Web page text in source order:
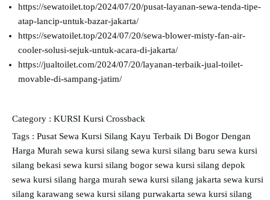
https://sewatoilet.top/2024/07/20/pusat-layanan-sewa-tenda-tipe-
atap-lancip-untuk-bazar-jakarta/
https://sewatoilet.top/2024/07/20/sewa-blower-misty-fan-air-
cooler-solusi-sejuk-untuk-acara-di-jakarta/
https://jualtoilet.com/2024/07/20/layanan-terbaik-jual-toilet-
movable-di-sampang-jatim/
Category : KURSI Kursi Crossback
Tags : Pusat Sewa Kursi Silang Kayu Terbaik Di Bogor Dengan
Harga Murah sewa kursi silang sewa kursi silang baru sewa kursi
silang bekasi sewa kursi silang bogor sewa kursi silang depok
sewa kursi silang harga murah sewa kursi silang jakarta sewa kursi
silang karawang sewa kursi silang purwakarta sewa kursi silang